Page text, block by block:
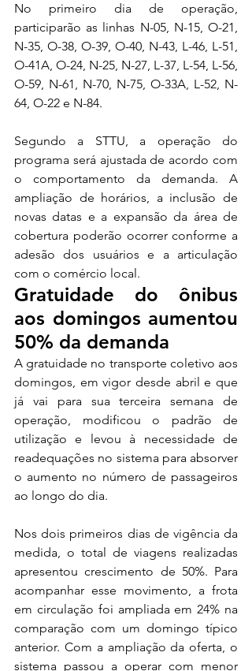
No primeiro dia de operação,
participarão as linhas N-05, N-15, O-21,
N-35, O-38, O-39, O-40, N-43, L-46, L-51,
O-41A, O-24, N-25, N-27, L-37, L-54, L-56,
O-59, N-61, N-70, N-75, O-33A, L-52, N-
64, O-22 e N-84.
Segundo a STTU, a operação do
programa será ajustada de acordo com
o comportamento da demanda. A
ampliação de horários, a inclusão de
novas datas e a expansão da área de
cobertura poderão ocorrer conforme a
adesão dos usuários e a articulação
com o comércio local.
Gratuidade do ônibus
aos domingos aumentou
50% da demanda
A gratuidade no transporte coletivo aos
domingos, em vigor desde abril e que
já vai para sua terceira semana de
operação, modificou o padrão de
utilização e levou à necessidade de
readequações no sistema para absorver
o aumento no número de passageiros
ao longo do dia.
Nos dois primeiros dias de vigência da
medida, o total de viagens realizadas
apresentou crescimento de 50%. Para
acompanhar esse movimento, a frota
em circulação foi ampliada em 24% na
comparação com um domingo típico
anterior. Com a ampliação da oferta, o
sistema passou a operar com menor